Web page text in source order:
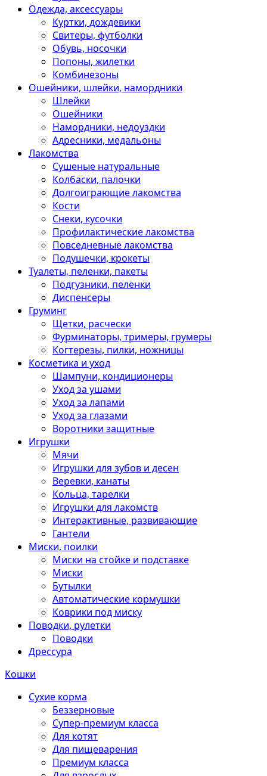
Одежда, аксессуары
Куртки, дождевики
Свитеры, футболки
Обувь, носочки
Попоны, жилетки
Комбинезоны
Ошейники, шлейки, намордники
Шлейки
Ошейники
Намордники, недоуздки
Адресники, медальоны
Лакомства
Сушеные натуральные
Колбаски, палочки
Долгоиграющие лакомства
Кости
Снеки, кусочки
Профилактические лакомства
Повседневные лакомства
Подушечки, крокеты
Туалеты, пеленки, пакеты
Подгузники, пеленки
Диспенсеры
Груминг
Щетки, расчески
Фурминаторы, тримеры, грумеры
Когтерезы, пилки, ножницы
Косметика и уход
Шампуни, кондиционеры
Уход за ушами
Уход за лапами
Уход за глазами
Воротники защитные
Игрушки
Мячи
Игрушки для зубов и десен
Веревки, канаты
Кольца, тарелки
Игрушки для лакомств
Интерактивные, развивающие
Гантели
Миски, поилки
Миски на стойке и подставке
Миски
Бутылки
Автоматические кормушки
Коврики под миску
Поводки, рулетки
Поводки
Дрессура
Кошки
Сухие корма
Беззерновые
Супер-премиум класса
Для котят
Для пищеварения
Премиум класса